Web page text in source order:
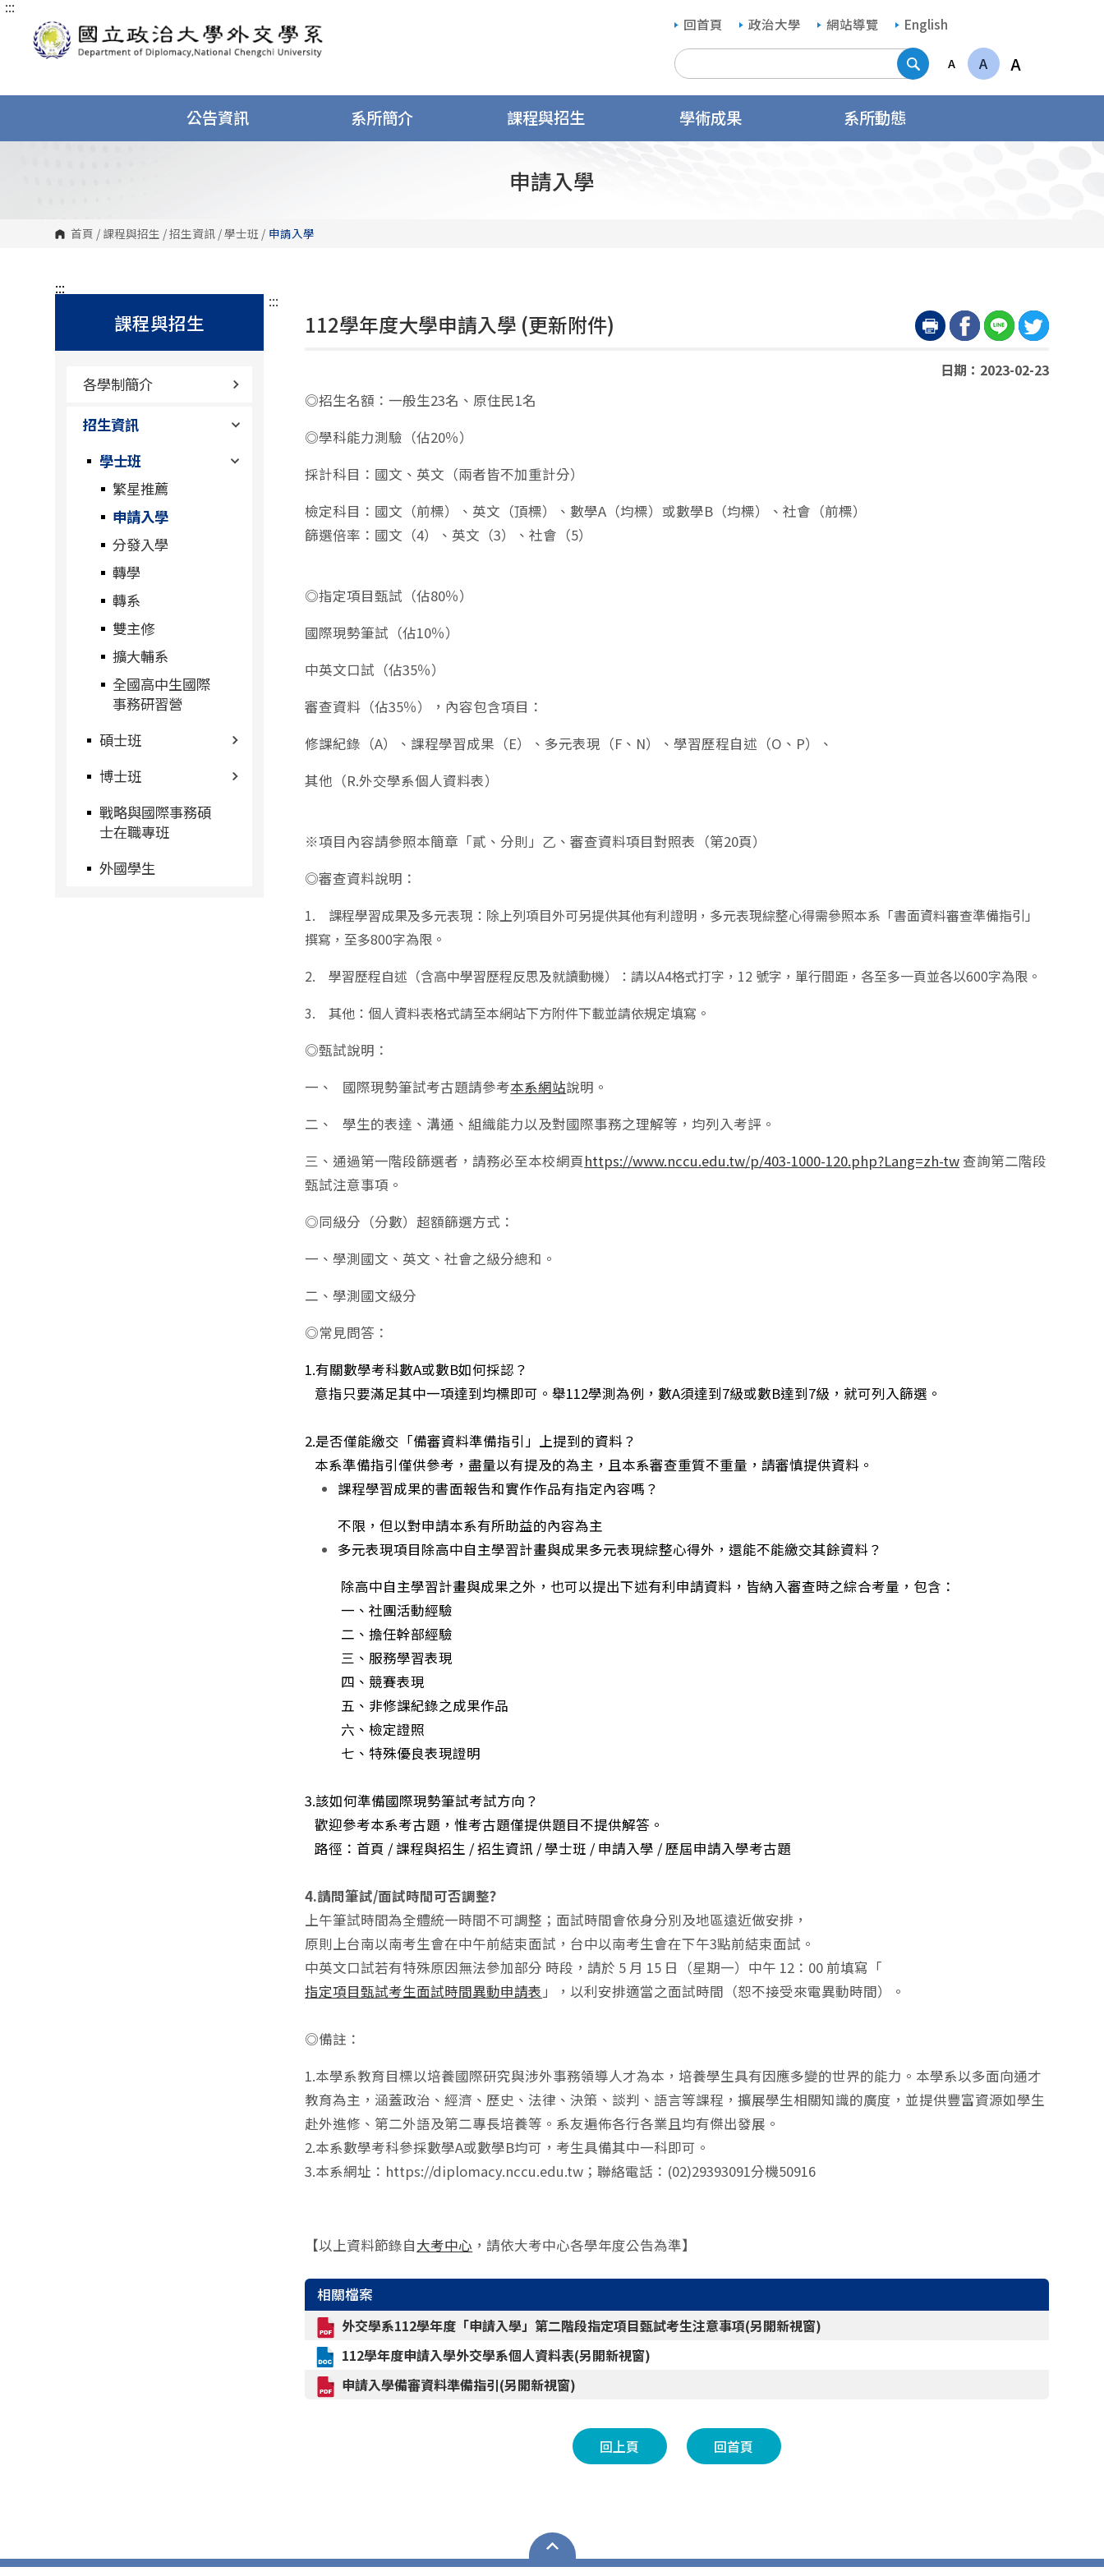
跳
塊
:::
回首頁 政治大學 網站導覽 English
搜尋A A A
公告資訊 系所簡介 課程與招生 學術成果 系所動態
申請入學
首頁 / 課程與招生 /招生資訊 /學士班 / 申請入學
:::
課程與招生
各學制簡介
招生資訊
學士班
繁星推薦
申請入學
分發入學
轉學
轉系
雙主修
擴大輔系
全國高中生國際
事務研習營
碩士班
博士班
戰略與國際事務碩
士在職專班
外國學生
:::
112學年度大學申請入學 (更新附件)
日期：2023-02-23
◎招生名額：一般生23名、原住民1名
◎學科能力測驗（佔20％）
採計科目：國文、英文（兩者皆不加重計分）
檢定科目：國文（前標）、英文（頂標）、數學A（均標）或數學B（均標）、社會（前標）
篩選倍率：國文（4）、英文（3）、社會（5）
◎指定項目甄試（佔80％）
國際現勢筆試（佔10％）
中英文口試（佔35％）
審查資料（佔35％），內容包含項目：
修課紀錄（A）、課程學習成果（E）、多元表現（F、N）、學習歷程自述（O、P）、
其他（R.外交學系個人資料表）
※項目內容請參照本簡章「貳、分則」乙、審查資料項目對照表（第20頁）
◎審查資料說明：
1. 課程學習成果及多元表現：除上列項目外可另提供其他有利證明，多元表現綜整心得需參照本系「書面資料審查準備指引」
撰寫，至多800字為限。
2. 學習歷程自述（含高中學習歷程反思及就讀動機）：請以A4格式打字，12 號字，單行間距，各至多一頁並各以600字為限。
3. 其他：個人資料表格式請至本網站下方附件下載並請依規定填寫。
◎甄試說明：
一、 國際現勢筆試考古題請參考本系網站說明。
二、 學生的表達、溝通、組織能力以及對國際事務之理解等，均列入考評。
三、通過第一階段篩選者，請務必至本校網頁https://www.nccu.edu.tw/p/403-1000-120.php?Lang=zh-tw 查詢第二階段
甄試注意事項。
◎同級分（分數）超額篩選方式：
一、學測國文、英文、社會之級分總和。
二、學測國文級分
◎常見問答：
1.有關數學考科數A或數B如何採認？
意指只要滿足其中一項達到均標即可。舉112學測為例，數A須達到7級或數B達到7級，就可列入篩選。
2.是否僅能繳交「備審資料準備指引」上提到的資料？
本系準備指引僅供參考，盡量以有提及的為主，且本系審查重質不重量，請審慎提供資料。
課程學習成果的書面報告和實作作品有指定內容嗎？
不限，但以對申請本系有所助益的內容為主
多元表現項目除高中自主學習計畫與成果多元表現綜整心得外，還能不能繳交其餘資料？
除高中自主學習計畫與成果之外，也可以提出下述有利申請資料，皆納入審查時之綜合考量，包含：
一、社團活動經驗
二、擔任幹部經驗
三、服務學習表現
四、競賽表現
五、非修課紀錄之成果作品
六、檢定證照
七、特殊優良表現證明
3.該如何準備國際現勢筆試考試方向？
歡迎參考本系考古題，惟考古題僅提供題目不提供解答。
路徑：首頁 / 課程與招生 / 招生資訊 / 學士班 / 申請入學 / 歷屆申請入學考古題
4.請問筆試/面試時間可否調整?
上午筆試時間為全體統一時間不可調整；面試時間會依身分別及地區遠近做安排，
原則上台南以南考生會在中午前結束面試，台中以南考生會在下午3點前結束面試。
中英文口試若有特殊原因無法參加部分 時段，請於 5 月 15 日（星期一）中午 12：00 前填寫「
指定項目甄試考生面試時間異動申請表」，以利安排適當之面試時間（恕不接受來電異動時間）。
◎備註：
1.本學系教育目標以培養國際研究與涉外事務領導人才為本，培養學生具有因應多變的世界的能力。本學系以多面向通才
教育為主，涵蓋政治、經濟、歷史、法律、決策、談判、語言等課程，擴展學生相關知識的廣度，並提供豐富資源如學生
赴外進修、第二外語及第二專長培養等。系友遍佈各行各業且均有傑出發展。
2.本系數學考科參採數學A或數學B均可，考生具備其中一科即可。
3.本系網址：https://diplomacy.nccu.edu.tw；聯絡電話：(02)29393091分機50916
【以上資料節錄自大考中心 ，請依大考中心各學年度公告為準】
相關檔案
外交學系112學年度「申請入學」第二階段指定項目甄試考生注意事項(另開新視窗)
112學年度申請入學外交學系個人資料表(另開新視窗)
申請入學備審資料準備指引(另開新視窗)
回上頁 回首頁